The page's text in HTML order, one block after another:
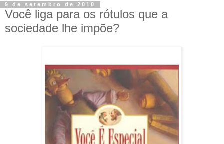
9 de setembro de 2010
Você liga para os rótulos que a
sociedade lhe impõe?